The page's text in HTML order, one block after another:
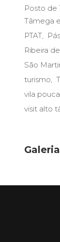
Posto de
Tâmega
PTAT
Ribeira
São
turismo
vila
visit alto